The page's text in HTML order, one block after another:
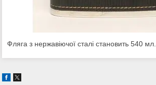
Фляга з нержавіючої сталі становить 540 мл.